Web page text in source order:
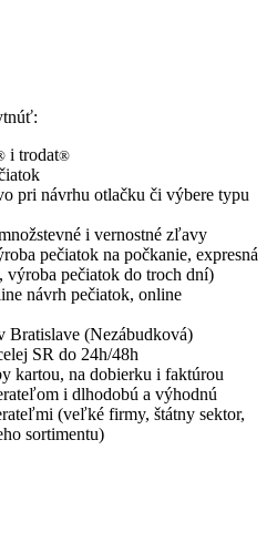
i trodat®
pri návrhu otlačku či výbere typu
i vernostné zľavy
pečiatok na počkanie, expresná
výroba pečiatok do troch dní)
návrh pečiatok, online
Bratislave (Nezábudková)
SR do 24h/48h
kartou, na dobierku i faktúrou
i dlhodobú a výhodnú
(veľké firmy, štátny sektor,
sortimentu)